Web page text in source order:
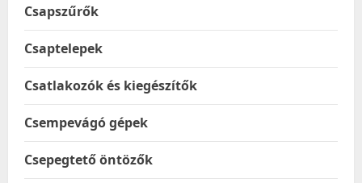
Csapszűrők
Csaptelepek
Csatlakozók és kiegészítők
Csempevágó gépek
Csepegtető öntözők